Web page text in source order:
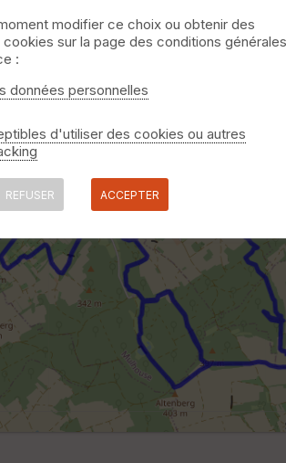
modifier ce choix ou obtenir des
sur la page des conditions générales
:
données personnelles
d'utiliser des cookies ou autres
REFUSER ACCEPTER